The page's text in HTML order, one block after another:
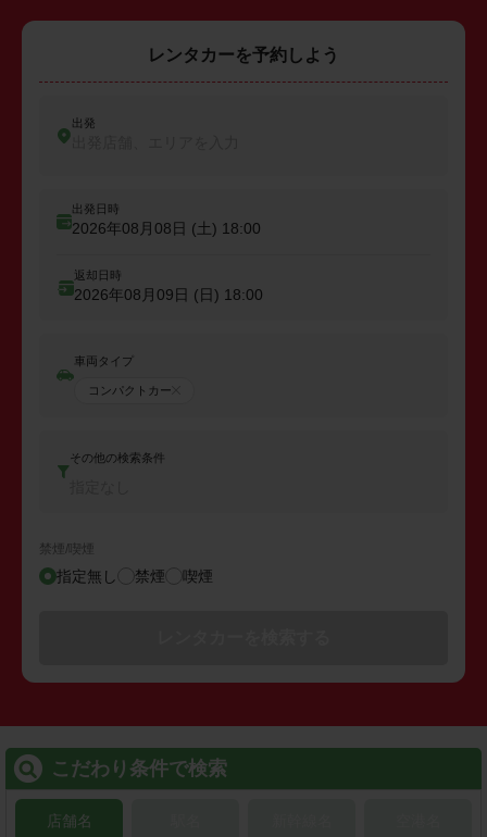
レンタカーを予約しよう
出発
出発日時
2026年08月08日 (土) 18:00
返却日時
2026年08月09日 (日) 18:00
車両タイプ
コンパクトカー
その他の検索条件
禁煙/喫煙
指定無し 禁煙 喫煙
こだわり条件で検索
店舗名